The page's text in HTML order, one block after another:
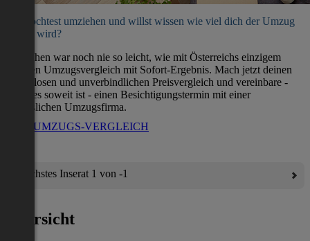
Du möchtest umziehen und willst wissen wie viel dich der Umzug
kosten wird?
Umziehen war noch nie so leicht, wie mit Österreichs einzigem
direkten Umzugsvergleich mit Sofort-Ergebnis. Mach jetzt deinen
kostenlosen und unverbindlichen Preisvergleich und vereinbare -
wenn es soweit ist - einen Besichtigungstermin mit einer
verlässlichen Umzugsfirma.
ZUM UMZUGS-VERGLEICH
Nächstes Inserat 1 von -1
Übersicht